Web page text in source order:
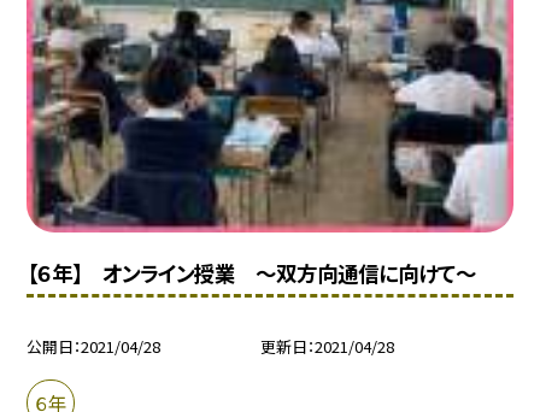
【６年】 オンライン授業 〜双方向通信に向けて〜
公開日 2021/04/28 更新日 2021/04/28
６年